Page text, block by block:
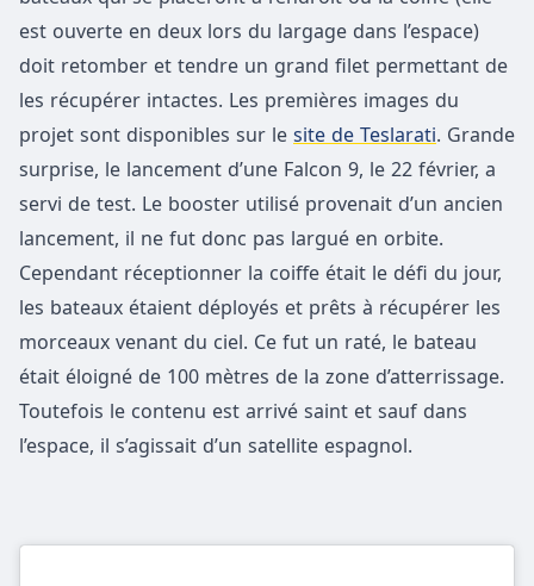
est ouverte en deux lors du largage dans l’espace)
doit retomber et tendre un grand filet permettant de
les récupérer intactes. Les premières images du
projet sont disponibles sur le site de Teslarati. Grande
surprise, le lancement d’une Falcon 9, le 22 février, a
servi de test. Le booster utilisé provenait d’un ancien
lancement, il ne fut donc pas largué en orbite.
Cependant réceptionner la coiffe était le défi du jour,
les bateaux étaient déployés et prêts à récupérer les
morceaux venant du ciel. Ce fut un raté, le bateau
était éloigné de 100 mètres de la zone d’atterrissage.
Toutefois le contenu est arrivé saint et sauf dans
l’espace, il s’agissait d’un satellite espagnol.